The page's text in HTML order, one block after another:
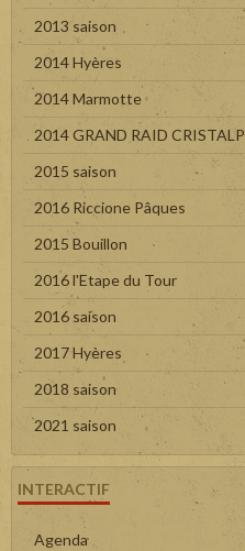
2013 saison
2014 Hyères
2014 Marmotte
2014 GRAND RAID CRISTALP
2015 saison
2016 Riccione Pâques
2015 Bouillon
2016 l'Etape du Tour
2016 saison
2017 Hyères
2018 saison
2021 saison
INTERACTIF
Agenda